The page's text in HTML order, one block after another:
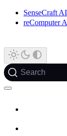
SenseCraft AI
reComputer
Search